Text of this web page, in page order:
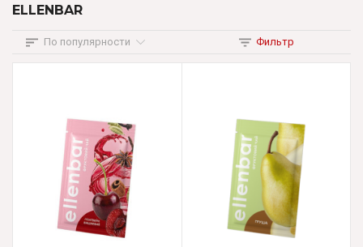
ELLENBAR
По популярности Фильтр